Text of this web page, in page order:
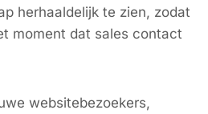
herhaaldelijk te zien, zodat
moment dat sales contact
websitebezoekers,